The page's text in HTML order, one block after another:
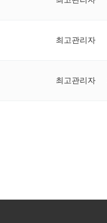
최고관리자
최고관리자